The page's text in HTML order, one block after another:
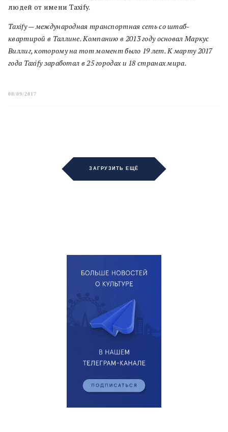
людей от имени Taxify.
Taxify — международная транспортная сеть со штаб-
квартирой в Таллине. Компанию в 2013 году основал Маркус
Виллиг, которому на тот момент было 19 лет. К марту 2017
года Taxify заработал в 25 городах и 18 странах мира.
08/09/2017
ЗАГРУЗИТЬ ЕЩЁ